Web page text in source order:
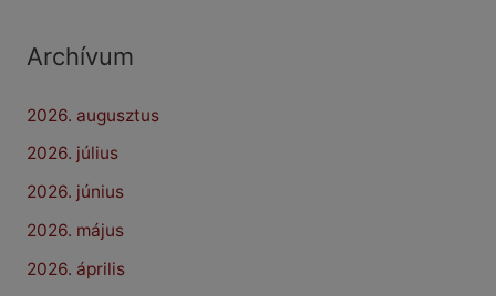
Archívum
2026. augusztus
2026. július
2026. június
2026. május
2026. április